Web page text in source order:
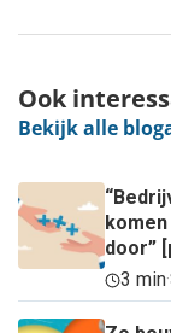
Ook
Bekijk alle
door”
3 min·